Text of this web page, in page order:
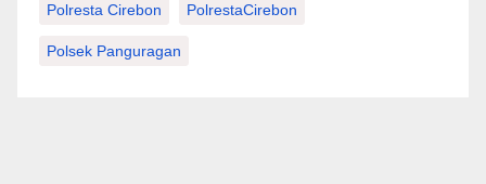
Polresta Cirebon PolrestaCirebon
Polsek Panguragan